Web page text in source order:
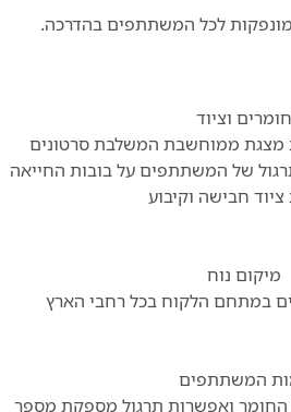
לכל המשתתפים בהדרכה.
חומרים וציוד
מצגת ממוחשבת המשלבת סרטונים
של המשתתפים על בובות החייאה
ציוד חבישה וקיבוע
מיקום נוח
במתחם הלקוח בכל רחבי הארץ
המשתתפים
ואפשרות תרגול מספקת מספר